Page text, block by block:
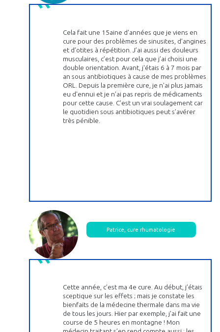
Cela fait une 15aine d'années que je viens en
cure pour des problèmes de sinusites, d’angines
et d’otites à répétition. J’ai aussi des douleurs
musculaires, c’est pour cela que j’ai choisi une
double orientation. Avant, j'étais 6 à 7 mois par
an sous antibiotiques à cause de mes problèmes
ORL. Depuis la première cure, je n'ai plus jamais
eu d'ennui et je n’ai pas repris de médicaments
pour cette cause. C’est un vrai soulagement car
le quotidien sous antibiotiques peut s’avérer
très pénible.
Patrice, cure rhumatologie
Cette année, c’est ma 4e cure. Au début, j’étais
sceptique sur les effets ; mais je constate les
bienfaits de la médecine thermale dans ma vie
de tous les jours. Hier par exemple, j'ai fait une
course de 5 heures en montagne ! Mon